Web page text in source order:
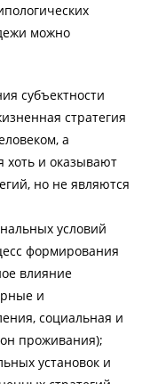
можно
субъектности
стратегия
а
хоть и оказывают
но не являются
условий
формирования
влияние
и
социальная и
проживания);
установок и